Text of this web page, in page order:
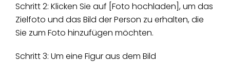
Schritt 2: Klicken Sie auf [Foto hochladen], um das
Zielfoto und das Bild der Person zu erhalten, die
Sie zum Foto hinzufügen möchten.
Schritt 3: Um eine Figur aus dem Bild